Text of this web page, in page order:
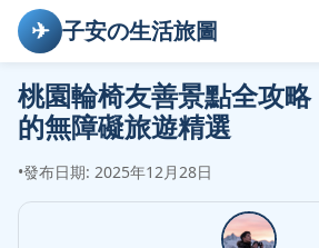
✈ 子安の生活旅圖
桃園輪椅友善景點全攻
的無障礙旅遊精選
•發布日期: 2025年12月28日